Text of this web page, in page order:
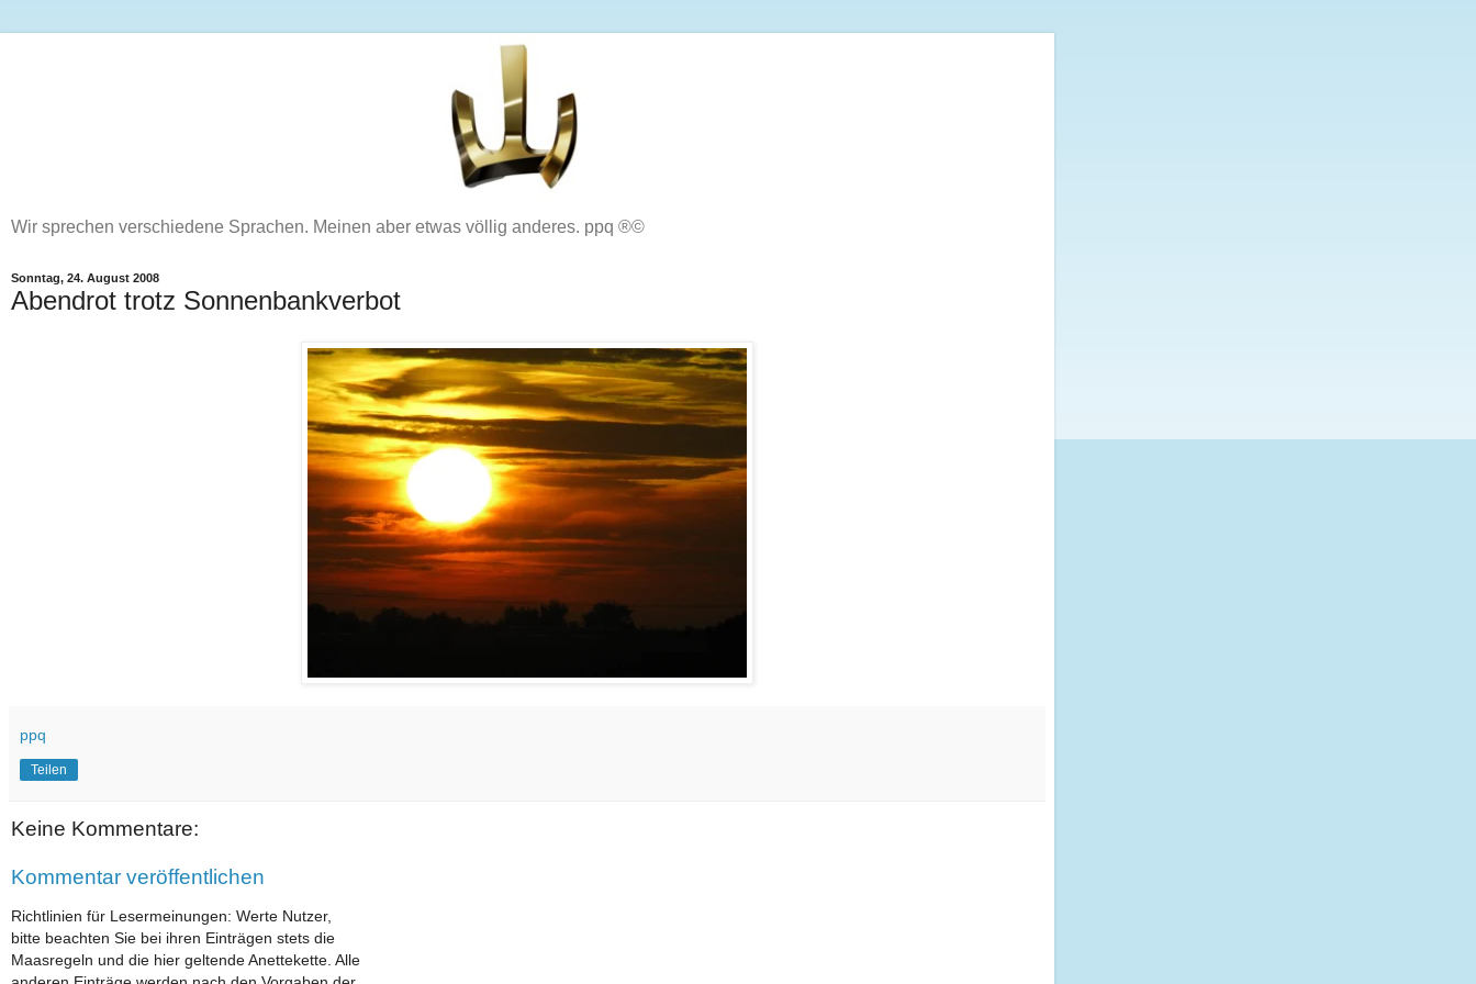
Wir sprechen verschiedene Sprachen. Meinen aber etwas völlig anderes. ppq ®©
Sonntag, 24. August 2008
Abendrot trotz Sonnenbankverbot
ppq
Teilen
Keine Kommentare:
Kommentar veröffentlichen
Richtlinien für Lesermeinungen: Werte Nutzer,
bitte beachten Sie bei ihren Einträgen stets die
Maasregeln und die hier geltende Anettekette. Alle